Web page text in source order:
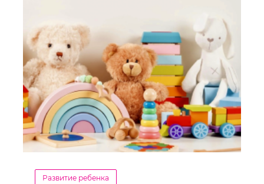
Развитие ребенка